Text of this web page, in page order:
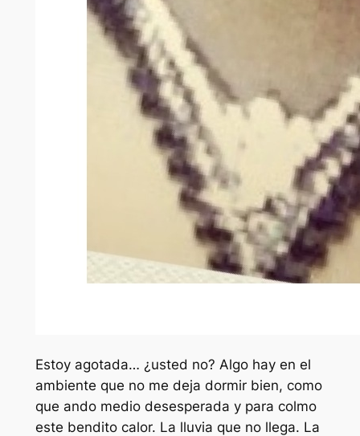
Estoy agotada… ¿usted no? Algo hay en el
ambiente que no me deja dormir bien, como
que ando medio desesperada y para colmo
este bendito calor. La lluvia que no llega. La